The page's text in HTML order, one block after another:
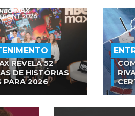
REVELA 52
DE HISTÓRIAS
PARA 2026